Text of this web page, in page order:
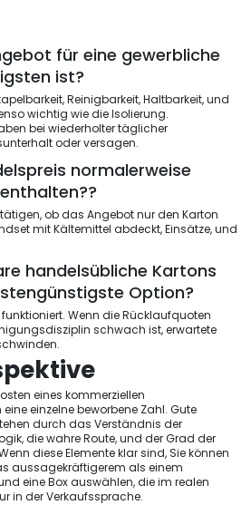
für eine gewerbliche
ist?
Reinigbarkeit, Haltbarkeit, und
wichtig wie die Isolierung.
bei wiederholter täglicher
oder versagen.
normalerweise
ob das Angebot nur den Karton
mit Kältemittel abdeckt, Einsätze, und
handelsübliche Kartons
Option?
Wenn die Rücklaufquoten
schwach ist, erwartete
eines kommerziellen
einzelne beworbene Zahl. Gute
durch das Verständnis der
die wahre Route, und der Grad der
diese Elemente klar sind, Sie können
aussagekräftigerem als einem
eine Box auswählen, die im realen
in der Verkaufssprache.